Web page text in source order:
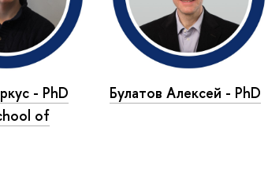
- PhD
of
Булатов Алексей - PhD